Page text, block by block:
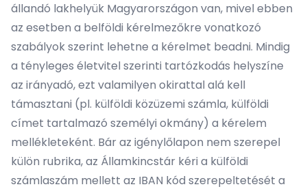
állandó lakhelyük Magyarországon van, mivel ebben
az esetben a belföldi kérelmezőkre vonatkozó
szabályok szerint lehetne a kérelmet beadni. Mindig
a tényleges életvitel szerinti tartózkodás helyszíne
az irányadó, ezt valamilyen okirattal alá kell
támasztani (pl. külföldi közüzemi számla, külföldi
címet tartalmazó személyi okmány) a kérelem
mellékleteként. Bár az igénylőlapon nem szerepel
külön rubrika, az Államkincstár kéri a külföldi
számlaszám mellett az IBAN kód szerepeltetését a